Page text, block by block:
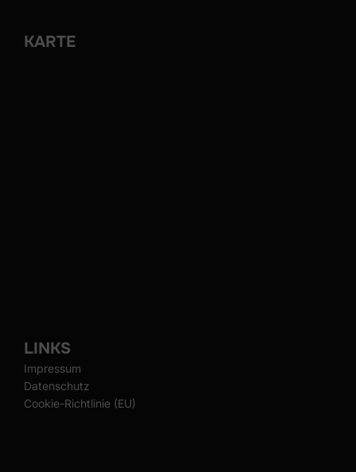
KARTE
LINKS
Impressum
Datenschutz
Cookie-Richtlinie (EU)